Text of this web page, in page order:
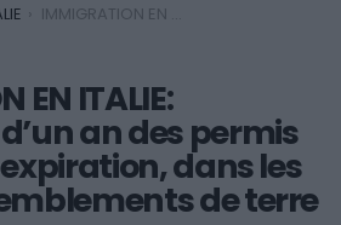
IMMIGRATION EN ITALIE: Prorogation d’un an des permis de séjour en expiration, dans les zones des tremblements de terre
EN ITALIE:
an des permis
dans les
de terre